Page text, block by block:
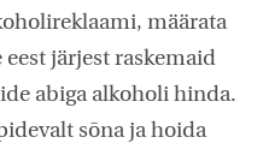
määrata
järjest raskemaid
abiga alkoholi hinda.
sõna ja hoida